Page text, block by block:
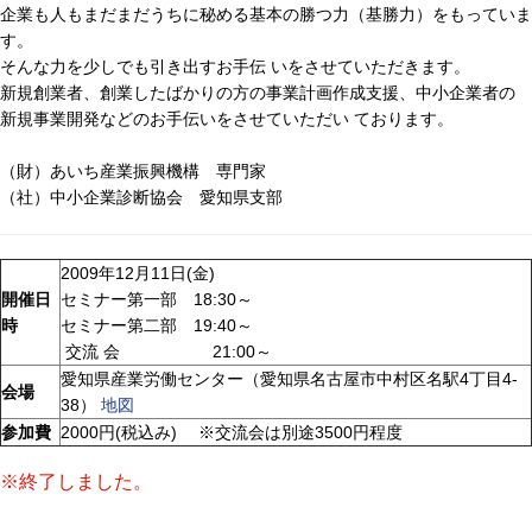
企業も人もまだまだうちに秘める基本の勝つ力（基勝力）をもっていま
す。
そんな力を少しでも引き出すお手伝 いをさせていただきます。
新規創業者、創業したばかりの方の事業計画作成支援、中小企業者の
新規事業開発などのお手伝いをさせていただい ております。
（財）あいち産業振興機構 専門家
（社）中小企業診断協会 愛知県支部
開催日
時
2009年12月11日(金)
セミナー第一部 18:30～
セミナー第二部 19:40～
交流 会 21:00～
会場
愛知県産業労働センター（愛知県名古屋市中村区名駅4丁目4-
38） 地図
参加費 2000円(税込み) ※交流会は別途3500円程度
※終了しました。